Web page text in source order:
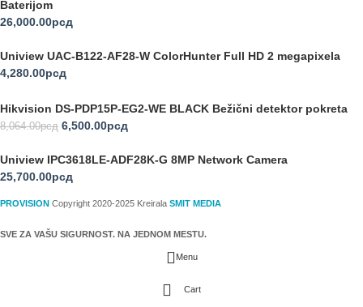
Baterijom
26,000.00рсд
Uniview UAC-B122-AF28-W ColorHunter Full HD 2 megapixela
4,280.00рсд
Hikvision DS-PDP15P-EG2-WE BLACK Bežični detektor pokreta
8,064.00рсд 6,500.00рсд
Uniview IPC3618LE-ADF28K-G 8MP Network Camera
25,700.00рсд
PROVISION Copyright 2020-2025 Kreirala SMIT MEDIA
SVE ZA VAŠU SIGURNOST. NA JEDNOM MESTU.
Menu
Cart